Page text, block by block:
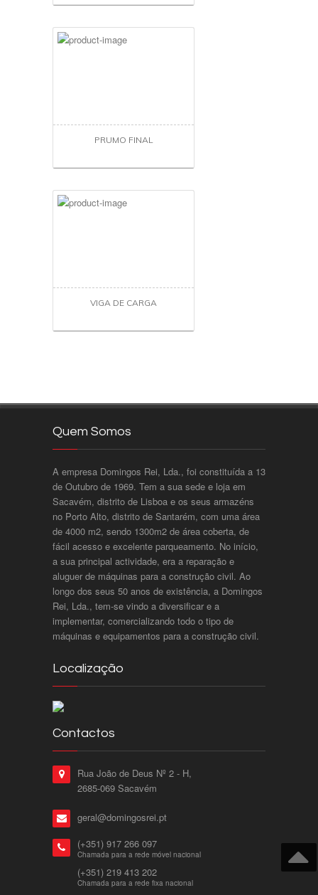
PRUMO FINAL
VIGA DE CARGA
Quem Somos
A empresa Domingos Rei, Lda., foi constituída a 13
de Outubro de 1969. Tem a sua sede e loja em
Sacavém, distrito de Lisboa e os seus armazéns
no Porto Alto, distrito de Santarém, com uma área
de 4000 m2, sendo 1300m2 de área coberta, de
fácil acesso e excelente parqueamento. No início,
a sua principal actividade, era a reparação e
aluguer de máquinas para a construção civil. Ao
longo dos seus 50 anos de existência, a Domingos
Rei, Lda., tem-se vindo a diversificar e a
implementar, comercializando todo o tipo de
máquinas e equipamentos para a construção civil.
Localização
Contactos
Rua João de Deus Nº 2 - H,
2685-069 Sacavém
geral@domingosrei.pt
(+351) 917 266 097
Chamada para a rede móvel nacional
(+351) 219 413 202
Chamada para a rede fixa nacional